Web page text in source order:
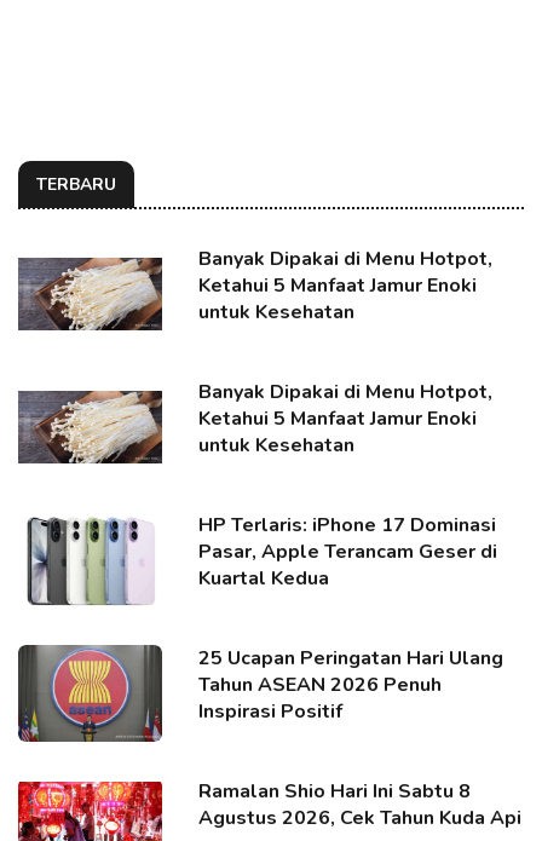
TERBARU
Banyak Dipakai di Menu Hotpot,
Ketahui 5 Manfaat Jamur Enoki
untuk Kesehatan
Banyak Dipakai di Menu Hotpot,
Ketahui 5 Manfaat Jamur Enoki
untuk Kesehatan
HP Terlaris: iPhone 17 Dominasi
Pasar, Apple Terancam Geser di
Kuartal Kedua
25 Ucapan Peringatan Hari Ulang
Tahun ASEAN 2026 Penuh
Inspirasi Positif
Ramalan Shio Hari Ini Sabtu 8
Agustus 2026, Cek Tahun Kuda Api